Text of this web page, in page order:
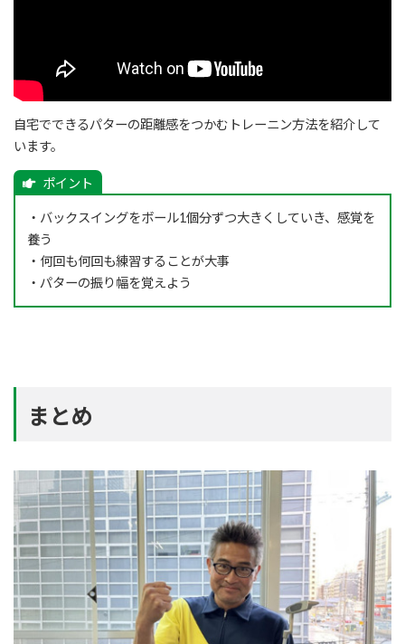
自宅でできるパターの距離感をつかむトレーニン方法を紹介して
います。
・バックスイングをボール1個分ずつ大きくしていき、感覚を
養う
・何回も何回も練習することが大事
・パターの振り幅を覚えよう
まとめ